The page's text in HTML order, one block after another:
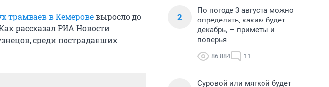
трамваев в Кемеровевыросло до
рассказал РИА Новости
среди пострадавших
2
По погоде 3 августа можно
определить, каким будет
декабрь, — приметы и
поверья
86 884 11
Суровой или мягкой будет